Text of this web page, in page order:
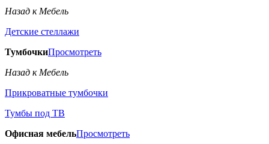
Назад к Мебель
Детские стеллажи
ТумбочкиПросмотреть
Назад к Мебель
Прикроватные тумбочки
Тумбы под ТВ
Офисная мебельПросмотреть